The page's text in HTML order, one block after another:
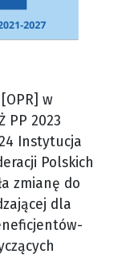
w
PP 2023
Instytucja
Polskich
zmianę do
dla